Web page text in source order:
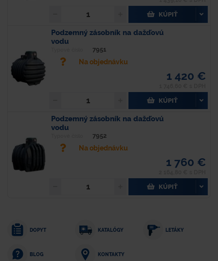
KÚPIŤ
Podzemný zásobník na dažďovú
vodu
7951
Na objednávku
1 420 €
KÚPIŤ
Podzemný zásobník na dažďovú
vodu
7952
Na objednávku
1 760 €
KÚPIŤ
DOPYT KATALÓGY LETÁKY
BLOG KONTAKTY